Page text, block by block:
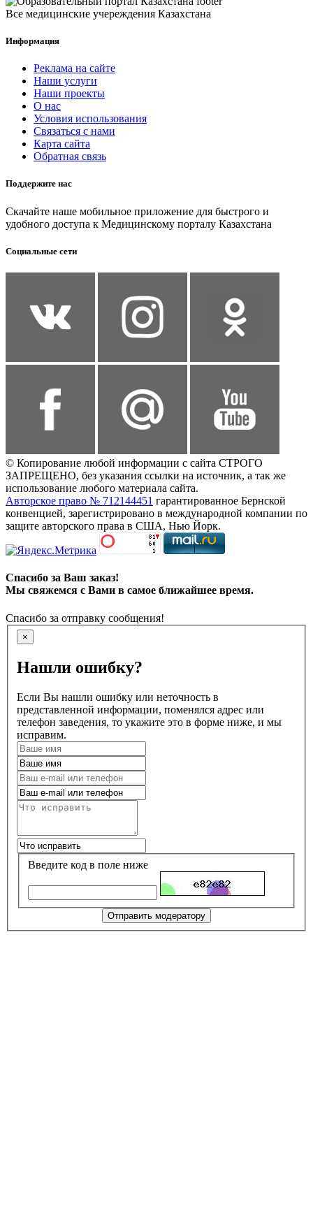
Все медицинские учереждения Казахстана
Информация
Реклама на сайте
Наши услуги
Наши проекты
О нас
Условия использования
Связаться с нами
Карта сайта
Обратная связь
Поддержите нас
Скачайте наше мобильное приложение для быстрого и
удобного доступа к Медицинскому порталу Казахстана
Социальные сети
© Копирование любой информации с сайта СТРОГО
ЗАПРЕЩЕНО, без указания ссылки на источник, а так же
использование любого материала сайта.
Авторское право № 712144451 гарантированное Бернской
конвенцией, зарегистрировано в международной компании по
защите авторского права в США, Нью Йорк.
Спасибо за Ваш заказ!
Мы свяжемся с Вами в самое ближайшее время.
Спасибо за отправку сообщения!
×
Нашли ошибку?
Если Вы нашли ошибку или неточность в
представленной информации, поменялся адрес или
телефон заведения, то укажите это в форме ниже, и мы
исправим.
Введите код в поле ниже
Отправить модератору